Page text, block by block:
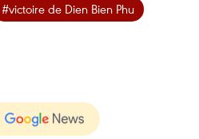
#victoire de Dien Bien Phu